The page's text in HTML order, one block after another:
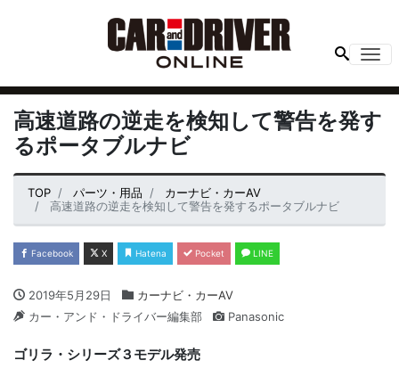
高速道路の逆走を検知して警告を発す
るポータブルナビ
TOP パーツ・用品
カーナビ・カーAV
高速道路の逆走を検知して警告を発するポータブルナビ
Facebook X Hatena Pocket LINE
2019年5月29日
カーナビ・カーAV
カー・アンド・ドライバー編集部
Panasonic
ゴリラ・シリーズ３モデル発売